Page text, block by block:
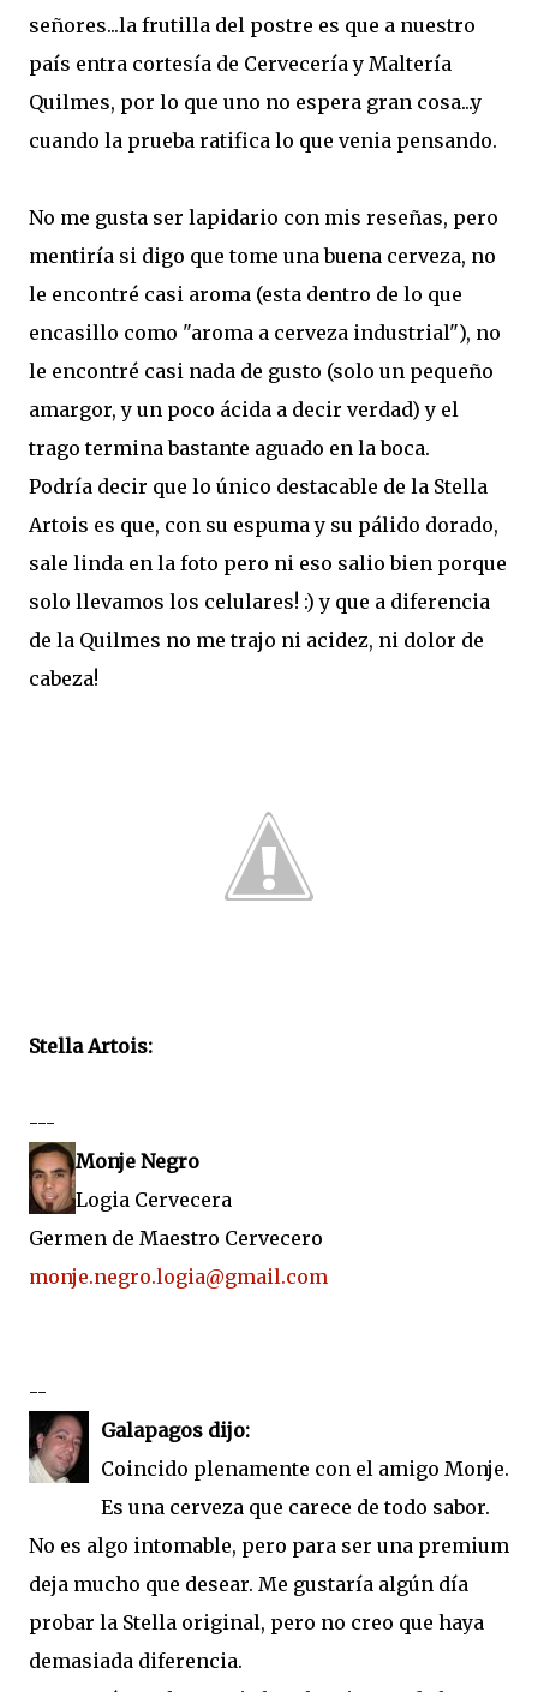
señores...la frutilla del postre es que a nuestro
país entra cortesía de Cervecería y Maltería
Quilmes, por lo que uno no espera gran cosa...y
cuando la prueba ratifica lo que venia pensando.
No me gusta ser lapidario con mis reseñas, pero
mentiría si digo que tome una buena cerveza, no
le encontré casi aroma (esta dentro de lo que
encasillo como "aroma a cerveza industrial"), no
le encontré casi nada de gusto (solo un pequeño
amargor, y un poco ácida a decir verdad) y el
trago termina bastante aguado en la boca.
Podría decir que lo único destacable de la Stella
Artois es que, con su espuma y su pálido dorado,
sale linda en la foto pero ni eso salio bien porque
solo llevamos los celulares! :) y que a diferencia
de la Quilmes no me trajo ni acidez, ni dolor de
cabeza!
Stella Artois:
---
Monje Negro
Logia Cervecera
Germen de Maestro Cervecero
monje.negro.logia@gmail.com
--
Galapagos dijo:
Coincido plenamente con el amigo Monje.
Es una cerveza que carece de todo sabor.
No es algo intomable, pero para ser una premium
deja mucho que desear. Me gustaría algún día
probar la Stella original, pero no creo que haya
demasiada diferencia.